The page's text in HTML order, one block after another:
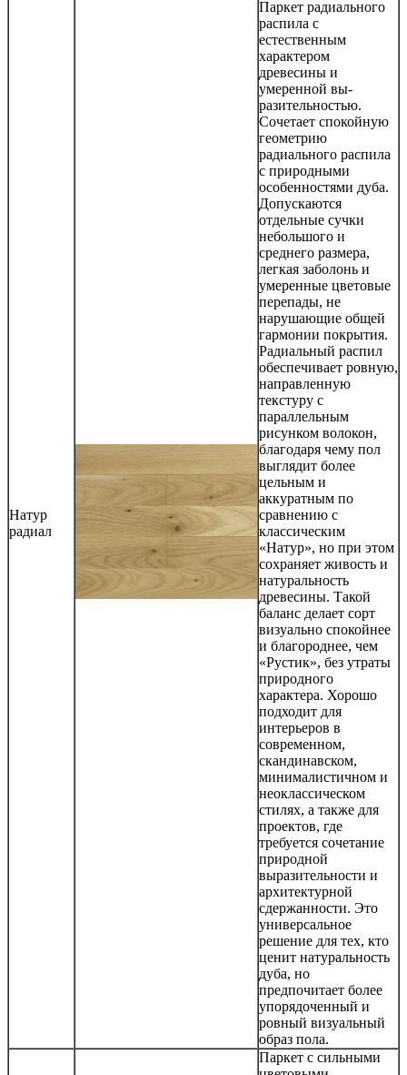
Натур
радиал
Паркет радиального
распила с
естественным
характером
древесины и
умеренной вы-
разительностью.
Сочетает спокойную
геометрию
радиального распила
с природными
особенностями дуба.
Допускаются
отдельные сучки
небольшого и
среднего размера,
легкая заболонь и
умеренные цветовые
перепады, не
нарушающие общей
гармонии покрытия.
Радиальный распил
обеспечивает ровную,
направленную
текстуру с
параллельным
рисунком волокон,
благодаря чему пол
выглядит более
цельным и
аккуратным по
сравнению с
классическим
«Натур», но при этом
сохраняет живость и
натуральность
древесины. Такой
баланс делает сорт
визуально спокойнее
и благороднее, чем
«Рустик», без утраты
природного
характера. Хорошо
подходит для
интерьеров в
современном,
скандинавском,
минималистичном и
неоклассическом
стилях, а также для
проектов, где
требуется сочетание
природной
выразительности и
архитектурной
сдержанности. Это
универсальное
решение для тех, кто
ценит натуральность
дуба, но
предпочитает более
упорядоченный и
ровный визуальный
образ пола.
Паркет с сильными